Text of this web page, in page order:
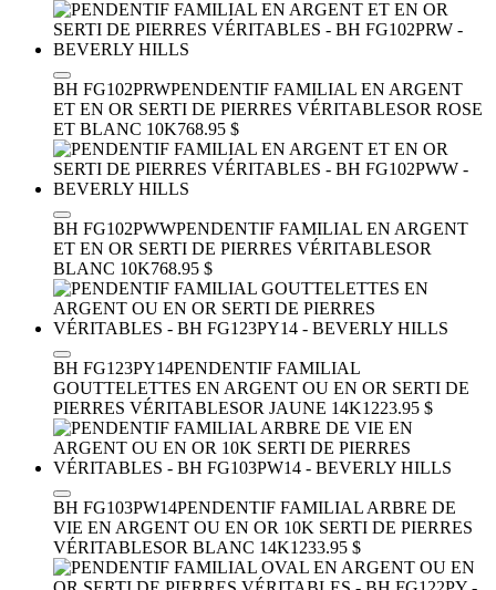
BH FG102PRWPENDENTIF FAMILIAL EN ARGENT
ET EN OR SERTI DE PIERRES VÉRITABLESOR ROSE
ET BLANC 10K768.95 $
BH FG102PWWPENDENTIF FAMILIAL EN ARGENT
ET EN OR SERTI DE PIERRES VÉRITABLESOR
BLANC 10K768.95 $
BH FG123PY14PENDENTIF FAMILIAL
GOUTTELETTES EN ARGENT OU EN OR SERTI DE
PIERRES VÉRITABLESOR JAUNE 14K1223.95 $
BH FG103PW14PENDENTIF FAMILIAL ARBRE DE
VIE EN ARGENT OU EN OR 10K SERTI DE PIERRES
VÉRITABLESOR BLANC 14K1233.95 $